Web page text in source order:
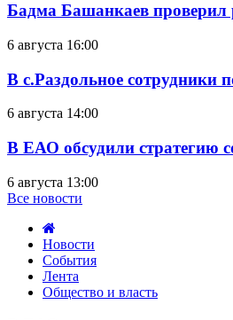
Бадма Башанкаев проверил
6 августа 16:00
В с.Раздольное сотрудники
6 августа 14:00
В ЕАО обсудили стратегию
6 августа 13:00
Все новости
Новости
События
Лента
Общество и власть